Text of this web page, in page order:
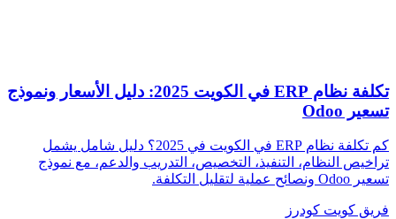
تكلفة نظام ERP في الكويت 2025: دليل الأسعار ونموذج
تسعير Odoo
كم تكلفة نظام ERP في الكويت في 2025؟ دليل شامل يشمل
تراخيص النظام، التنفيذ، التخصيص، التدريب والدعم، مع نموذج
تسعير Odoo ونصائح عملية لتقليل التكلفة.
فريق كويت كودرز